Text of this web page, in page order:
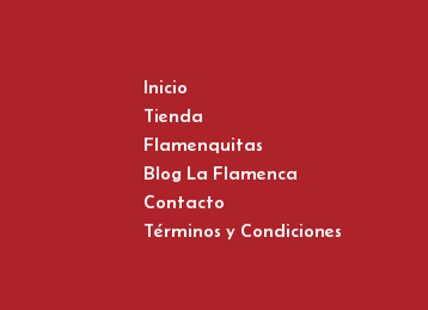
Inicio
Tienda
Flamenquitas
Blog La Flamenca
Contacto
Términos y Condiciones